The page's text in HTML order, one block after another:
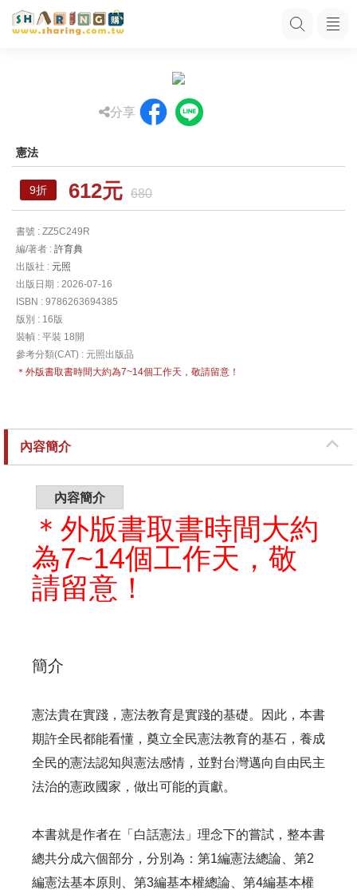
分享
憲法
9折 612元 680
書號 : ZZ5C249R
編/著者 : 許育典
出版社 : 元照
出版日期 : 2026-07-16
ISBN : 9786263694385
版別 : 16版
裝幀 : 平裝 18開
參考分類(CAT) : 元照出版品
＊外版書取書時間大約為7~14個工作天，敬請留意！
內容簡介
內容簡介
＊外版書取書時間大約
為7~14個工作天，敬
請留意！
簡介
憲法貴在實踐，憲法教育是實踐的基礎。因此，本書
期許全民都能看懂，奠立全民憲法教育的基石，養成
全民的憲法認知與憲法感情，並對台灣邁向自由民主
法治的憲政國家，做出可能的貢獻。
本書就是作者在「白話憲法」理念下的嘗試，整本書
總共分成六個部分，分別為：第1編憲法總論、第2
編憲法基本原則、第3編基本權總論、第4編基本權